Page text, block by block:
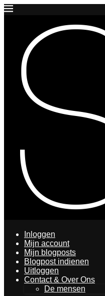
Inloggen
Mijn account
Mijn blogposts
Blogpost indienen
Uitloggen
Contact & Over Ons
De mensen